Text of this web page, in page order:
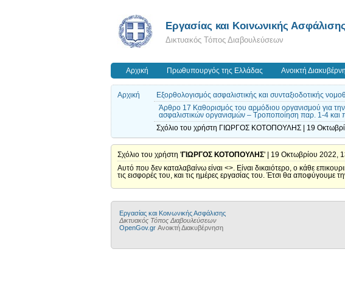
Εργασίας και Κοινωνικής Ασφάλισης
Δικτυακός Τόπος Διαβουλεύσεων
Αρχική Πρωθυπουργός της Ελλάδας Ανοικτή
Αρχική
Εξορθολογισμός ασφαλιστικής και συνταξιοδοτικής
Άρθρο 17 Καθορισμός του αρμόδιου οργανισμού για
ασφαλιστικών οργανισμών – Τροποποίηση παρ. 1-4
Σχόλιο του χρήστη ΓΙΩΡΓΟΣ ΚΟΤΟΠΟΥΛΗΣ | 19
Σχόλιο του χρήστη 'ΓΙΩΡΓΟΣ ΚΟΤΟΠΟΥΛΗΣ' | 19 Οκτωβρίου 2022,
Αυτό που δεν καταλαβαίνω είναι <>. Είναι δικαιότερο, ο κάθε
τις εισφορές του, και τις ημέρες εργασίας του. Έτσι θα
Εργασίας και Κοινωνικής Ασφάλισης
Δικτυακός Τόπος Διαβουλεύσεων
OpenGov.gr Ανοικτή Διακυβέρνηση